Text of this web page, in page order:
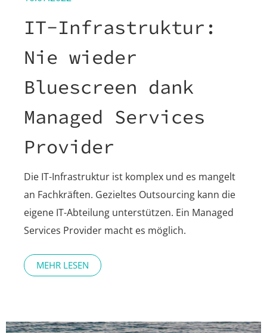
IT-Infrastruktur:
Nie wieder
Bluescreen dank
Managed Services
Provider
Die IT-Infrastruktur ist komplex und es mangelt
an Fachkräften. Gezieltes Outsourcing kann die
eigene IT-Abteilung unterstützen. Ein Managed
Services Provider macht es möglich.
MEHR LESEN